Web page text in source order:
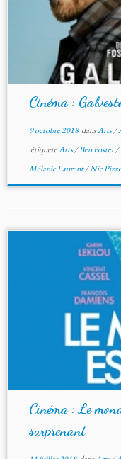
Cinéma :
9 octobre 2018dansArts/
étiquetéArts/Ben Foster/
Mélanie Laurent/Nic
Cinéma : Le
surprenant